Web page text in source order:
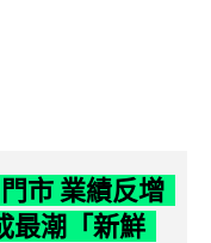
市 業績反增
最潮「新鮮